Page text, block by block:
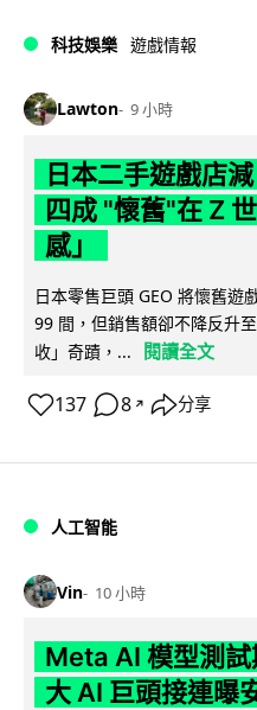
科技娛樂 遊戲情報
Lawton 9 小時
日本二手遊戲店
四成 "懷舊"在 Z
感」
日本零售巨頭 GEO 將懷舊遊
99 間，但銷售額卻不降反升
收」奇蹟，...
閱讀全文
137 8 ↗ 分享
人工智能
Vin 10 小時
Meta AI 模型測
大 AI 巨頭接連曝